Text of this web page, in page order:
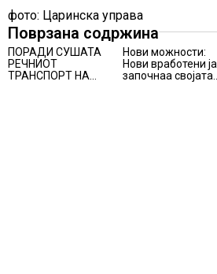
фото: Царинска управа
Поврзана содржина
ПОРАДИ СУШАТА
РЕЧНИОТ
ТРАНСПОРТ НА
Нови можности:
Нови вработени ја
започнаа својата